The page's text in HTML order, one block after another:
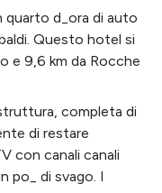
quarto d_ora di auto
Questo hotel si
e 9,6 km da Rocche
completa di
di restare
con canali canali
po_ di svago. I